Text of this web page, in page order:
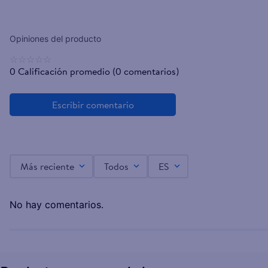
Toallas Húmedas Huggies Cuidado 4 en 1 - 80
0 Calificación promedio (0 comentarios)
Más reciente Todos ES
No hay comentarios.